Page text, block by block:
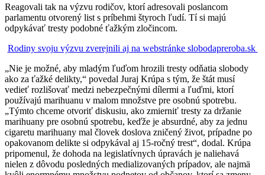
Reagovali tak na výzvu rodičov, ktorí adresovali poslancom
parlamentu otvorený list s príbehmi štyroch ľudí. Tí si majú
odpykávať tresty podobné ťažkým zločincom.
Rodiny svoju výzvu zverejnili aj na webstránke slobodapreroba.sk
„Nie je možné, aby mladým ľuďom hrozili tresty odňatia slobody
ako za ťažké delikty,“ povedal Juraj Krúpa s tým, že štát musí
vedieť rozlišovať medzi nebezpečnými dílermi a ľuďmi, ktorí
používajú marihuanu v malom množstve pre osobnú spotrebu.
„Týmto chceme otvoriť diskusiu, ako zmierniť tresty za držanie
marihuany pre osobnú spotrebu, keďže je absurdné, aby za jednu
cigaretu marihuany mal človek doslova zničený život, prípadne po
opakovanom delikte si odpykával aj 15-ročný trest“, dodal. Krúpa
pripomenul, že dohoda na legislatívnych úpravách je naliehavá
nielen z dôvodu posledných medializovaných prípadov, ale najmä